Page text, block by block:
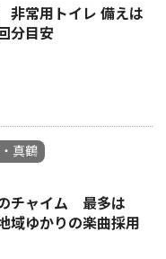
常用トイレ 備えは
分目安
真鶴
チャイム 最多は
域ゆかりの楽曲採用